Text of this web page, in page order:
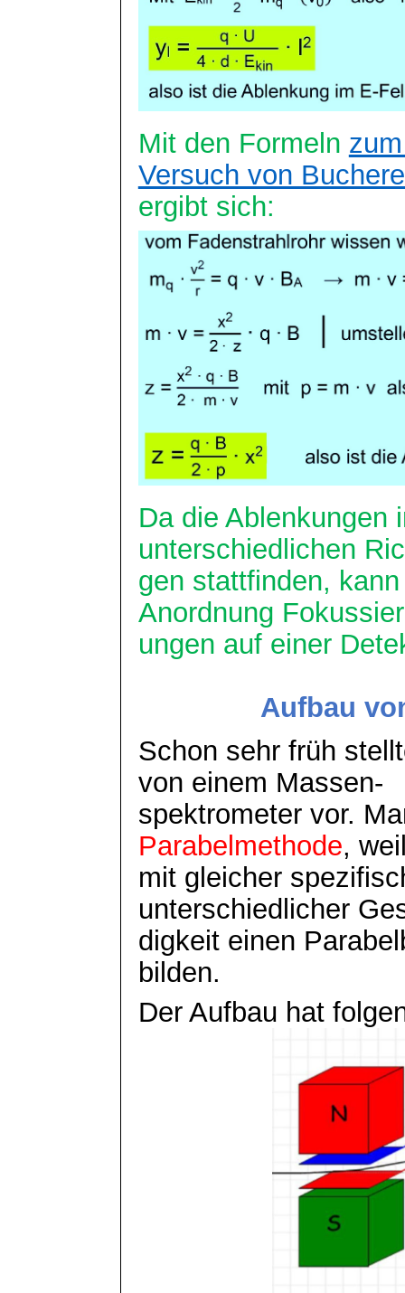
Mit den Formeln
Versuch von
ergibt sich:
Da die Ablenkungen
unterschiedlichen
gen stattfinden,
Anordnung
ungen auf einer
Aufbau
Schon sehr früh
von einem Massen-
spektrometervor.
Parabelmethode,
mit gleicher
unterschiedlicher
digkeiteinen
bilden.
Der Aufbau hat